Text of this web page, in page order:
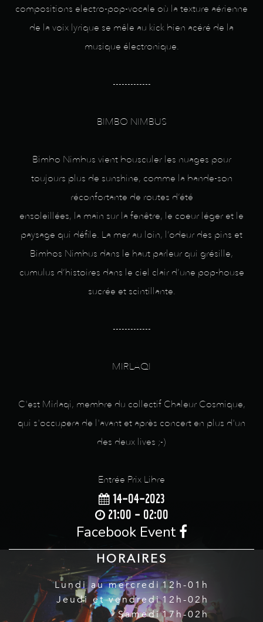
compositions electro-pop-vocale où la texture aérienne
de la voix lyrique se mêle au kick bien acéré de la
musique électronique.
-------------
BIMBO NIMBUS
Bimbo Nimbus vient bousculer les nuages pour
toujours plus de sunshine, comme la bande-son
réconfortante de routes d’été
ensoleillées, la main sur la fenêtre, le coeur léger et le
paysage qui défile. La mer au loin, l’odeur des pins et
Bimbos Nimbus dans le haut parleur qui grésille,
cumulus d’histoires dans le ciel clair d’une pop-house
sucrée et scintillante.
-------------
MIRLAQI
C'est Mirlaqi, membre du collectif Chaleur Cosmique,
qui s'occupera de l'avant et après concert en plus d'un
des deux lives ;-)
Entrée Prix Libre
14-04-2023
21:00 - 02:00
Facebook Event
HORAIRES
Lundi au mercredi
Jeudi et vendredi
Samedi
12h-01h
12h-02h
17h-02h